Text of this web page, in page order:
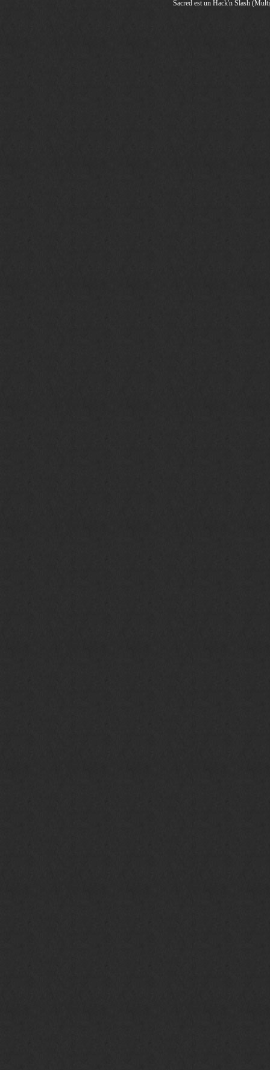
Sacred est un Hack'n Slash